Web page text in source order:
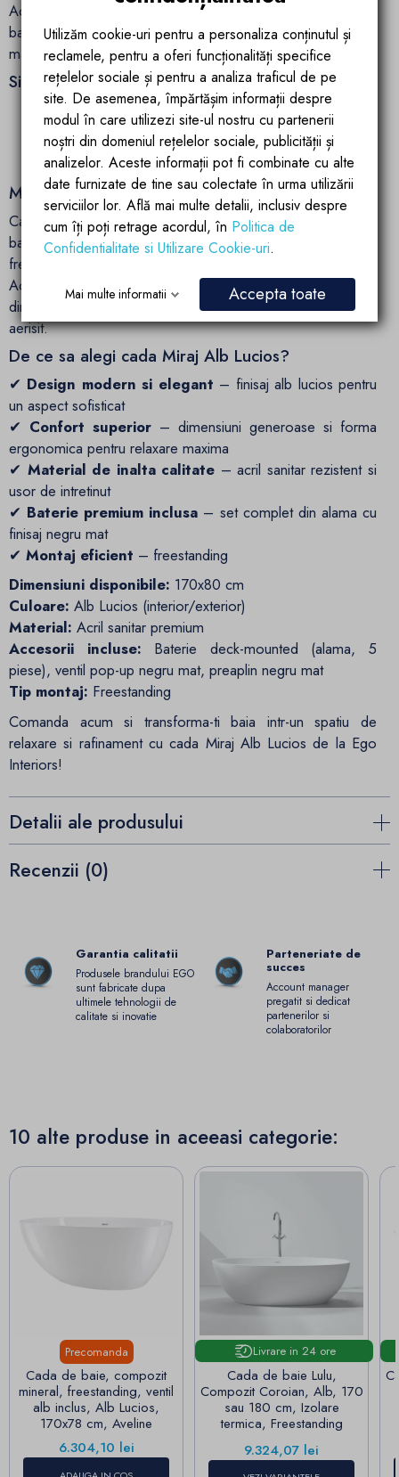
Aceasta baterie premium nu doar ca imbunatateste estetica
baii, dar este si extrem de rezistenta, fiind fabricata din
materiale durabile si usor de intretinut.
Sistem de drenaj avansat
Ventil pop-up negru mat – permite o drenare
rapida si eficienta a apei
Preaplin negru mat elegant– previne revarsarea
apei, mentinand siguranta in utilizare
Montaj freestanding – eleganta si eficienta
Cada Miraj este proiectata pentru a fi instalata oriunde in
baie, combinand libertatea estetica a unui model
freestanding cu un plus de stabilitate si eficienta in spatiu.
Aceasta amplasare este ideala pentru bai de diferite
dimensiuni, maximizand suprafata utila si pastrand un design
aerisit.
De ce sa alegi cada Miraj Alb Lucios?
✔ Design modern si elegant – finisaj alb lucios pentru
un aspect sofisticat
✔ Confort superior – dimensiuni generoase si forma
ergonomica pentru relaxare maxima
✔ Material de inalta calitate – acril sanitar rezistent si
usor de intretinut
✔ Baterie premium inclusa – set complet din alama cu
finisaj negru mat
✔ Montaj eficient – freestanding
Dimensiuni disponibile: 170x80 cm
Culoare: Alb Lucios (interior/exterior)
Material: Acril sanitar premium
Accesorii incluse: Baterie deck-mounted (alama, 5
piese), ventil pop-up negru mat, preaplin negru mat
Tip montaj: Freestanding
Comanda acum si transforma-ti baia intr-un spatiu de
relaxare si rafinament cu cada Miraj Alb Lucios de la Ego
Interiors!
Detalii ale produsului
Recenzii (0)
Garantia calitatii
Produsele brandului EGO
sunt fabricate dupa
ultimele tehnologii de
calitate si inovatie
Parteneriate de
succes
Account manager
pregatit si dedicat
partenerilor si
colaboratorilor
10 alte produse in aceeasi categorie:
Precomanda
Cada de baie, compozit
mineral, freestanding, ventil
alb inclus, Alb Lucios,
170x78 cm, Aveline
Pret
6.304,10 lei
Livrare in 24 ore
Cada de baie Lulu,
Compozit Coroian, Alb, 170
sau 180 cm, Izolare
termica, Freestanding
Pret
9.324,07 lei
Utilizăm cookie-uri pentru a personaliza conținutul și
reclamele, pentru a oferi funcționalități specifice
rețelelor sociale și pentru a analiza traficul de pe
site. De asemenea, împărtășim informații despre
modul în care utilizezi site-ul nostru cu partenerii
noștri din domeniul rețelelor sociale, publicității și
analizelor. Aceste informații pot fi combinate cu alte
date furnizate de tine sau colectate în urma utilizării
serviciilor lor. Află mai multe detalii, inclusiv despre
cum îți poți retrage acordul, în Politica de
Confidentialitate si Utilizare Cookie-uri.
Mai multe informatii Accepta toate